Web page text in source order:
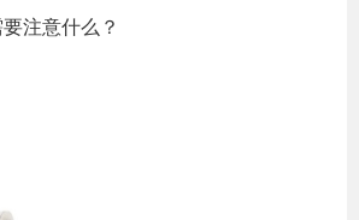
注意什么？